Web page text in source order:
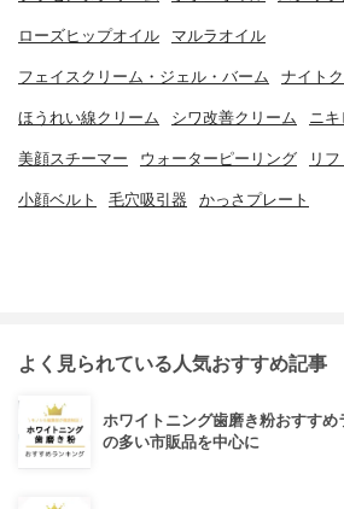
ローズヒップオイル マルラオイル
フェイスクリーム・ジェル・バーム ナイト
ほうれい線クリーム シワ改善クリーム ニ
美顔スチーマー ウォーターピーリング リ
小顔ベルト 毛穴吸引器 かっさプレート
よく見られている人気おすすめ記事
ホワイトニング歯磨き粉おすすめ
の多い市販品を中心に